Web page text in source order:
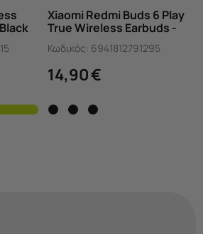
Xiaomi Redmi Buds 6 Play
True Wireless Earbuds -
Κωδικός: 6941812791295
14,90€